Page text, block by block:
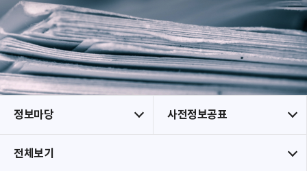
정보마당 사전정보공표
전체보기